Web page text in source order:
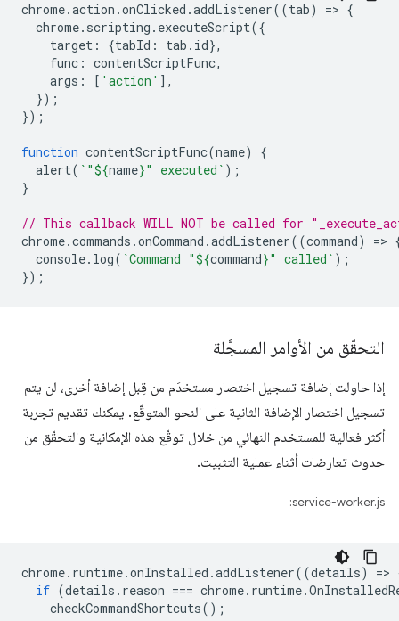
chrome.action .onClicked .addListener((tab) => {
chrome. scripting . executeScript({
target : {tabId : tab . id},
func : contentScriptFunc,
args : [ 'action' ],
});
});
function contentScriptFunc(name)
{
alert( `"${name}" executed` );
}
// This callback WILL NOT be called for
chrome.commands .onCommand .addListener((command) =>
console. log( `Command "${command}" called` );
});
التحقّق من الأوامر المسجَّلة
إذا حاولت إضافة تسجيل اختصار مستخدَم من قِبل إضافة أخرى، لن يتم
تسجيل اختصار الإضافة الثانية على النحو المتوقّع. يمكنك تقديم تجربة
أكثر فعالية للمستخدم النهائي من خلال توقّع هذه الإمكانية والتحقّق من
حدوث تعارضات أثناء عملية التثبيت.
service-worker.js:
chrome. runtime.onInstalled .addListener((details) =>
if (details . reason === chrome. runtime.
checkCommandShortcuts();